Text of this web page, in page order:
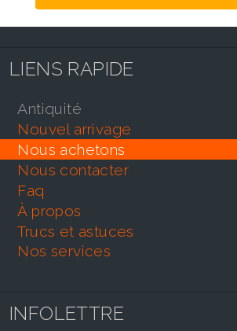
LIENS RAPIDE
antiquité
nouvel arrivage
nous achetons
nous contacter
faq
À propos
trucs et astuces
nos services
INFOLETTRE